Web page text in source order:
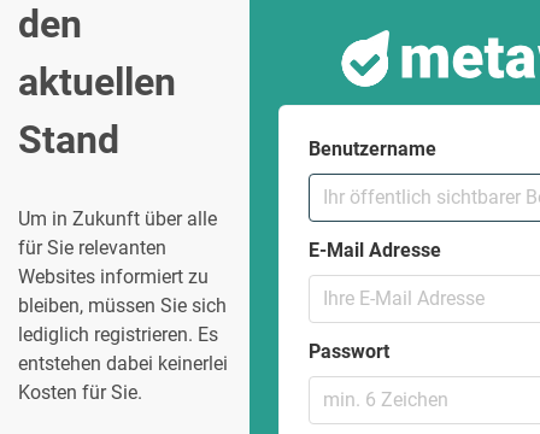
den
aktuellen
Stand
Um in Zukunft über alle
für Sie relevanten
Websites informiert zu
bleiben, müssen Sie sich
lediglich registrieren. Es
entstehen dabei keinerlei
Kosten für Sie.
Benutzername
E-Mail Adresse
Passwort